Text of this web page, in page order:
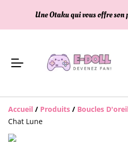
Une Otaku qui vous offre son
Accueil / Produits / Boucles
Chat Lune